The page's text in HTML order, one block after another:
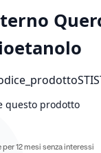
questo prodotto
per 12 mesi senza interessi